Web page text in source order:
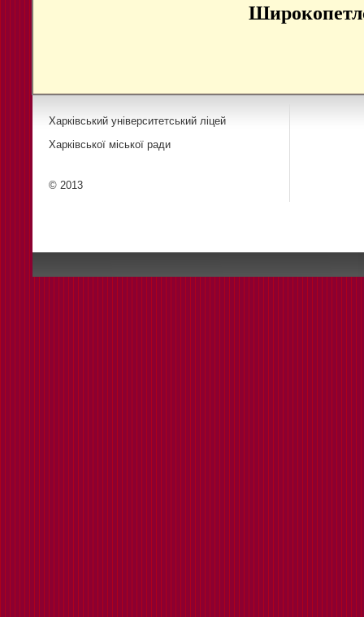
Харківський університетський ліцей
Харківської міської ради
© 2013